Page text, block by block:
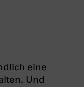
eine
Und